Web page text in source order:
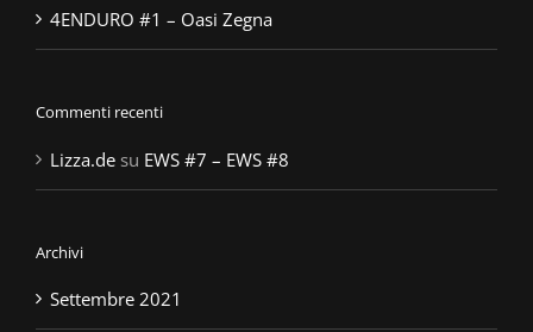
4ENDURO #1 – Oasi Zegna
Commenti recenti
Lizza.de su EWS #7 – EWS #8
Archivi
Settembre 2021